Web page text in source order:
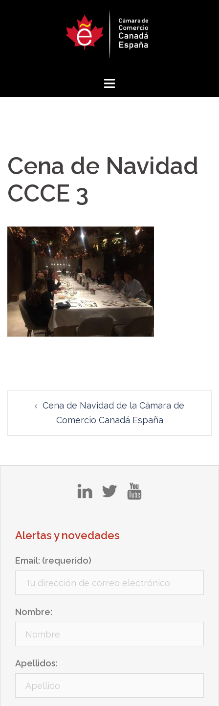
Cena de Navidad
CCCE 3
entradas
Cena de Navidad de la Cámara de
Comercio Canadá España
Alertas y novedades
Email: (requerido)
Nombre:
Apellidos: